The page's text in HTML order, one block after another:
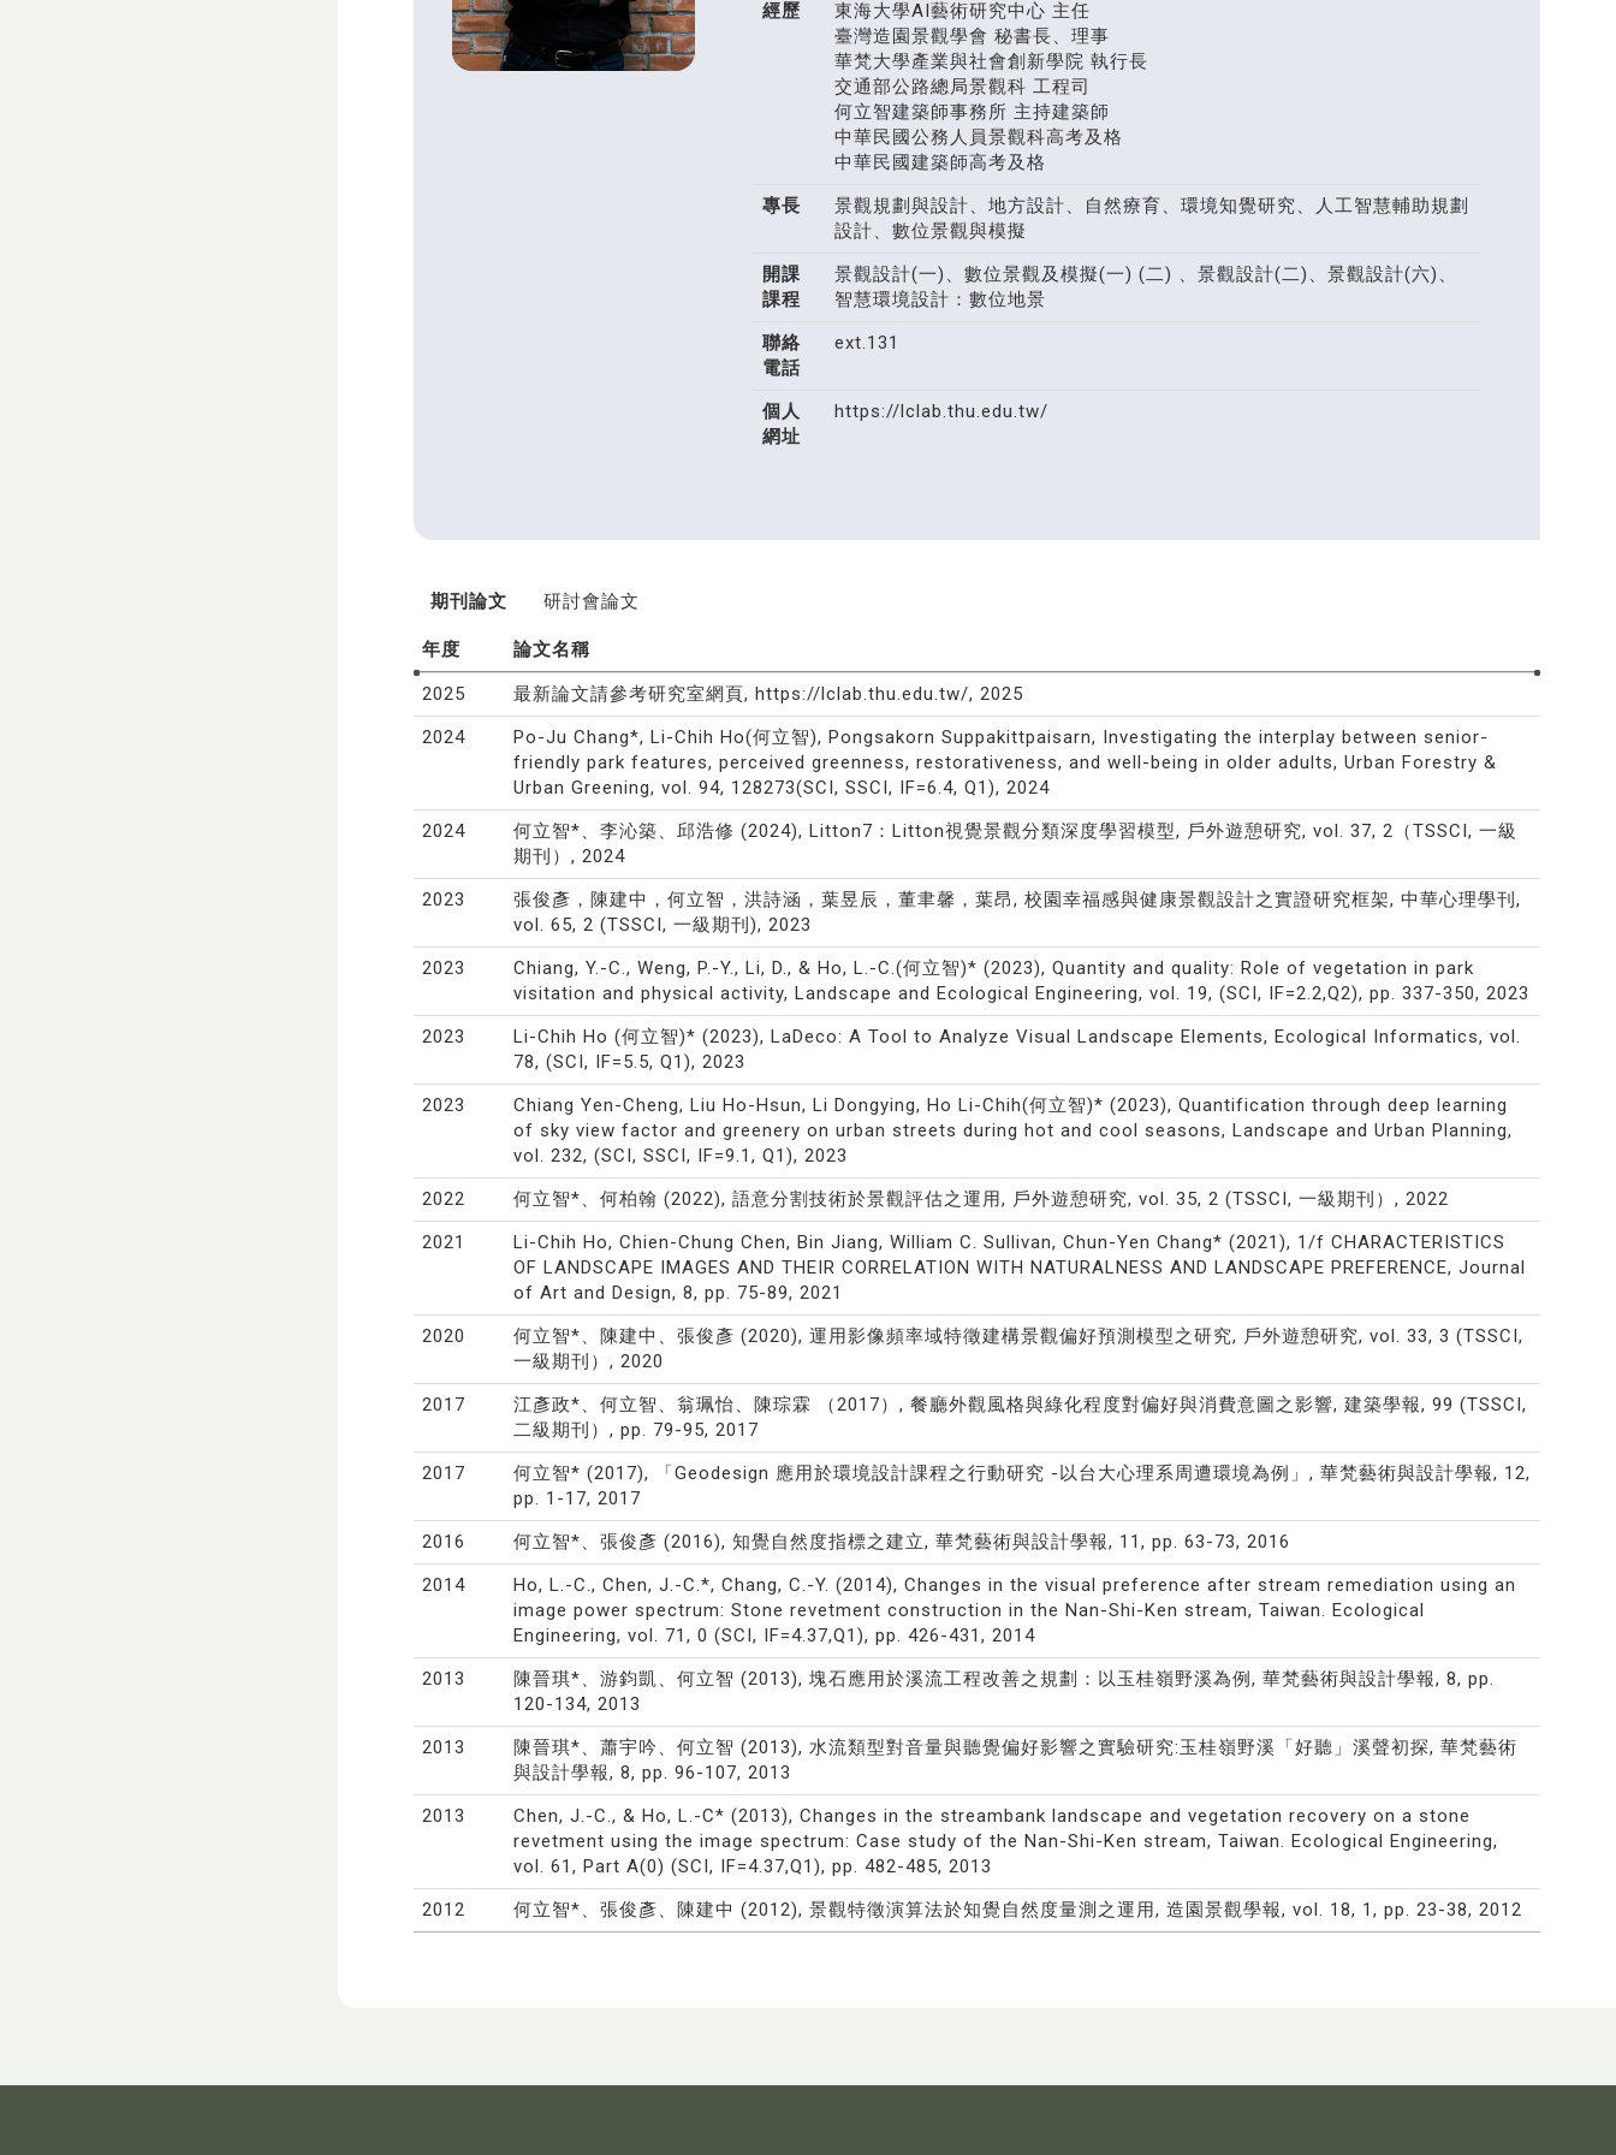
經歷
東海大學AI藝術研究中心 主任
臺灣造園景觀學會 秘書長、理事
華梵大學產業與社會創新學院 執行長
交通部公路總局景觀科 工程司
何立智建築師事務所 主持建築師
中華民國公務人員景觀科高考及格
中華民國建築師高考及格
專長
景觀規劃與設計、地方設計、自然療育、環境知覺研究、人工智慧輔助規劃
設計、數位景觀與模擬
開課
課程
景觀設計(一)、數位景觀及模擬(一) (二) 、景觀設計(二)、景觀設計(六)、
智慧環境設計：數位地景
聯絡
電話
ext.131
個人
網址
https://lclab.thu.edu.tw/
期刊論文 研討會論文
年度 論文名稱
2025
最新論文請參考研究室網頁, https://lclab.thu.edu.tw/, 2025
2024
Po-Ju Chang*, Li-Chih Ho(何立智), Pongsakorn Suppakittpaisarn, Investigating the interplay between senior-
friendly park features, perceived greenness, restorativeness, and well-being in older adults, Urban Forestry &
Urban Greening, vol. 94, 128273(SCI, SSCI, IF=6.4, Q1), 2024
2024
何立智*、李沁築、邱浩修 (2024), Litton7：Litton視覺景觀分類深度學習模型, 戶外遊憩研究, vol. 37, 2（TSSCI, 一級
期刊）, 2024
2023
張俊彥，陳建中，何立智，洪詩涵，葉昱辰，董聿馨，葉昂, 校園幸福感與健康景觀設計之實證研究框架, 中華心理學刊,
vol. 65, 2 (TSSCI, 一級期刊), 2023
2023
Chiang, Y.-C., Weng, P.-Y., Li, D., & Ho, L.-C.(何立智)* (2023), Quantity and quality: Role of vegetation in park
visitation and physical activity, Landscape and Ecological Engineering, vol. 19, (SCI, IF=2.2,Q2), pp. 337-350, 2023
2023
Li-Chih Ho (何立智)* (2023), LaDeco: A Tool to Analyze Visual Landscape Elements, Ecological Informatics, vol.
78, (SCI, IF=5.5, Q1), 2023
2023
Chiang Yen-Cheng, Liu Ho-Hsun, Li Dongying, Ho Li-Chih(何立智)* (2023), Quantification through deep learning
of sky view factor and greenery on urban streets during hot and cool seasons, Landscape and Urban Planning,
vol. 232, (SCI, SSCI, IF=9.1, Q1), 2023
2022
何立智*、何柏翰 (2022), 語意分割技術於景觀評估之運用, 戶外遊憩研究, vol. 35, 2 (TSSCI, 一級期刊）, 2022
2021
Li-Chih Ho, Chien-Chung Chen, Bin Jiang, William C. Sullivan, Chun-Yen Chang* (2021), 1/f CHARACTERISTICS
OF LANDSCAPE IMAGES AND THEIR CORRELATION WITH NATURALNESS AND LANDSCAPE PREFERENCE, Journal
of Art and Design, 8, pp. 75-89, 2021
2020
何立智*、陳建中、張俊彥 (2020), 運用影像頻率域特徵建構景觀偏好預測模型之研究, 戶外遊憩研究, vol. 33, 3 (TSSCI,
一級期刊）, 2020
2017
江彥政*、何立智、翁珮怡、陳琮霖 （2017）, 餐廳外觀風格與綠化程度對偏好與消費意圖之影響, 建築學報, 99 (TSSCI,
二級期刊）, pp. 79-95, 2017
2017
何立智* (2017), 「Geodesign 應用於環境設計課程之行動研究 -以台大心理系周遭環境為例」, 華梵藝術與設計學報, 12,
pp. 1-17, 2017
2016
何立智*、張俊彥 (2016), 知覺自然度指標之建立, 華梵藝術與設計學報, 11, pp. 63-73, 2016
2014
Ho, L.-C., Chen, J.-C.*, Chang, C.-Y. (2014), Changes in the visual preference after stream remediation using an
image power spectrum: Stone revetment construction in the Nan-Shi-Ken stream, Taiwan. Ecological
Engineering, vol. 71, 0 (SCI, IF=4.37,Q1), pp. 426-431, 2014
2013
陳晉琪*、游鈞凱、何立智 (2013), 塊石應用於溪流工程改善之規劃：以玉桂嶺野溪為例, 華梵藝術與設計學報, 8, pp.
120-134, 2013
2013
陳晉琪*、蕭宇吟、何立智 (2013), 水流類型對音量與聽覺偏好影響之實驗研究:玉桂嶺野溪「好聽」溪聲初探, 華梵藝術
與設計學報, 8, pp. 96-107, 2013
2013
Chen, J.-C., & Ho, L.-C* (2013), Changes in the streambank landscape and vegetation recovery on a stone
revetment using the image spectrum: Case study of the Nan-Shi-Ken stream, Taiwan. Ecological Engineering,
vol. 61, Part A(0) (SCI, IF=4.37,Q1), pp. 482-485, 2013
2012
何立智*、張俊彥、陳建中 (2012), 景觀特徵演算法於知覺自然度量測之運用, 造園景觀學報, vol. 18, 1, pp. 23-38, 2012